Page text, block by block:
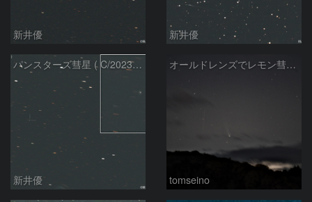
新井優 新井優
パンスターズ彗星 ( C/2023R1 ) ：2026/05/30
新井優
オールドレンズでレモン彗星11/9
tomseino